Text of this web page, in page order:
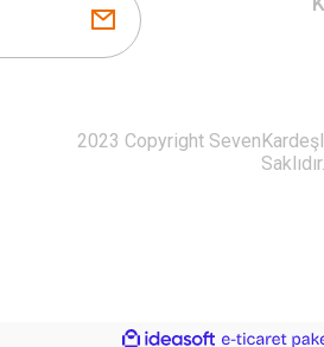
2023 Copyright
Saklıdır.
ideasoft